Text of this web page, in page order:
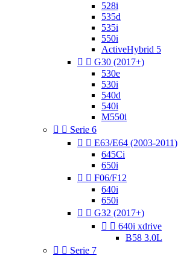
528i
535d
535i
550i
ActiveHybrid 5
  G30 (2017+)
530e
530i
540d
540i
M550i
  Serie 6
  E63/E64 (2003-2011)
645Ci
650i
  F06/F12
640i
650i
  G32 (2017+)
  640i xdrive
B58 3.0L
  Serie 7